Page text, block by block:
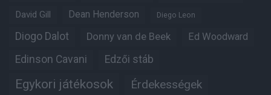
David Gill Dean Henderson Diego Leon
Diogo Dalot Donny van de Beek Ed Woodward
Edinson Cavani Edzői stáb
Egykori játékosok Érdekességek